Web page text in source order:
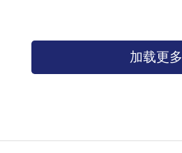
加载更多